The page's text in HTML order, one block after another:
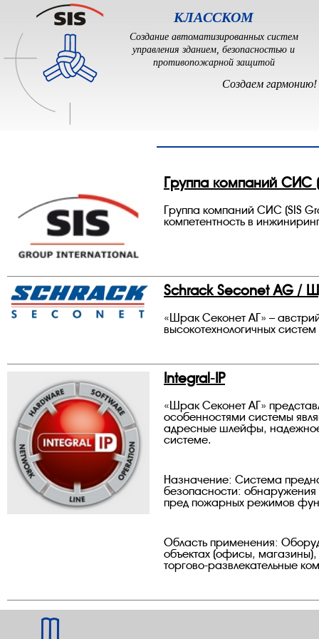
КЛАССКОМ
Создание автоматизированных систем
управления зданием, безопасностью и
противопожарной защитой
Cоздаем гармонию!
Группа компаний СИС
Группа компаний СИС (SIS
компетентность в
Schrack Seconet AG /
«Шрак Секонет АГ» –
высокотехнологичных
Integral-IP
«Шрак Секонет АГ»
особенностями системы
адресные шлейфы, надежное
системе.
Назначение: Система
безопасности:
пред пожарных режимов
Область применения:
объектах (офисы,
торгово-развлекательные